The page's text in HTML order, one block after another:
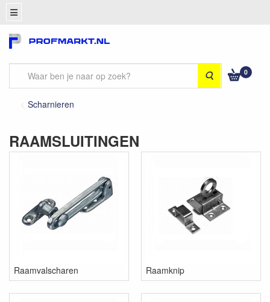
Zoeken 0
Scharnieren
RAAMSLUITINGEN
Raamvalscharen Raamknip